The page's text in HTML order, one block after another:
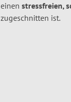
einen stressfreien,
zugeschnitten ist.